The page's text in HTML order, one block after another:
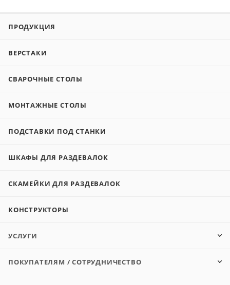
ПРОДУКЦИЯ
ВЕРСТАКИ
СВАРОЧНЫЕ СТОЛЫ
МОНТАЖНЫЕ СТОЛЫ
ПОДСТАВКИ ПОД СТАНКИ
ШКАФЫ ДЛЯ РАЗДЕВАЛОК
СКАМЕЙКИ ДЛЯ РАЗДЕВАЛОК
КОНСТРУКТОРЫ
УСЛУГИ
ПОКУПАТЕЛЯМ / СОТРУДНИЧЕСТВО